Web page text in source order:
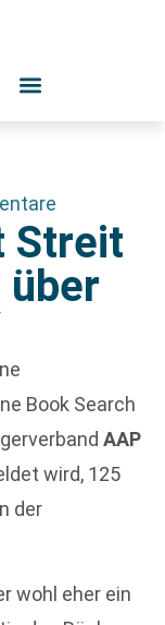
Streit
über
Book Search
AAP
wird, 125
der
wohl eher ein